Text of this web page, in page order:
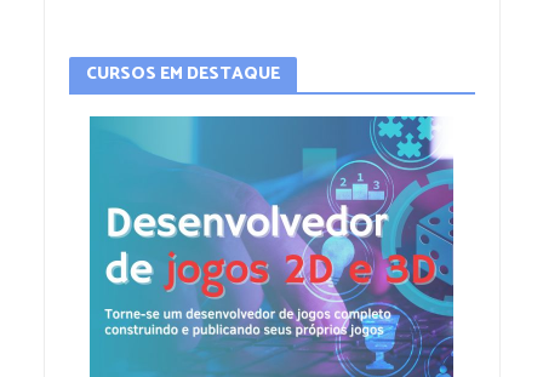
CURSOS EM DESTAQUE